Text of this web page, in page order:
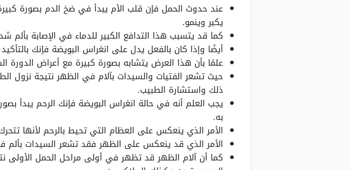
عند حدوث الحمل فإن قلب الأم يبدأ في ضخ الدم بصورة
يكبر وينمو.
كما قد يتسبب هذا التدافع الكبير للدماء في الإصابة
أيضًا وإذا كان بالفعل يدل على انغراس البويضة فإنك
علمًا بأن هذا العرض يتشابه بصورة كبيرة مع أعراض الدورة
حيث تشعر الفتيات والسيدات بآلام في الظهر نتيجة نزول
ذلك واستشارة الطبيب.
يجب العلم أنه في حالة انغراس البويضة فإنك الرحم يبدأ
به.
الأمر الذي ينعكس على العظام التي تحيط بالرحم لأنها
الأمر الذي قد ينعكس على الظهر فقد تشعر السيدات بألم
كما أن آلام الظهر قد تظهر في أولى مراحل الحمل